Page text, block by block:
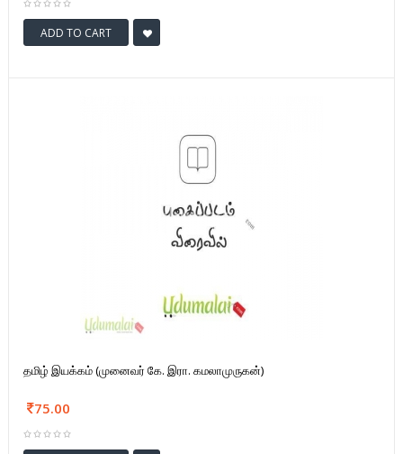
ADD TO CART
தமிழ் இயக்கம் (முனைவர் கே. இரா. கமலாமுருகன்)
75.00